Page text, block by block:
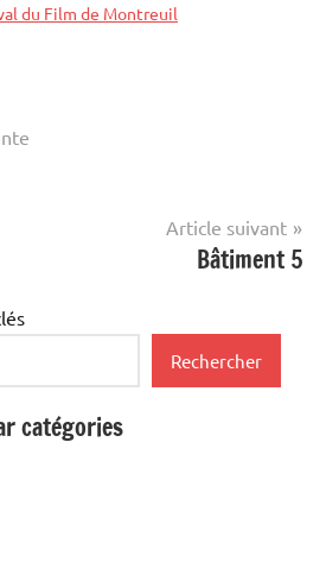
du Film de Montreuil
Article suivant
Bâtiment 5
Rechercher
catégories